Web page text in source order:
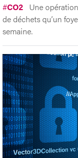
#CO2 Une
de déchets qu’un
semaine.